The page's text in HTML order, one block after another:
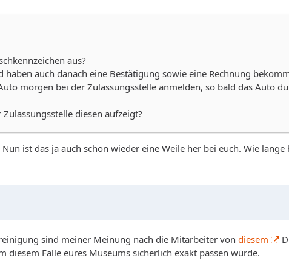
aus?
auch danach eine Bestätigung sowie eine Rechnung
morgen bei der Zulassungsstelle anmelden, so bald das Auto
diesen aufzeigt?
ist das ja auch schon wieder eine Weile her bei euch. Wie
sind meiner Meinung nach die Mitarbeiter von diesem
diesem Falle eures Museums sicherlich exakt passen würde.